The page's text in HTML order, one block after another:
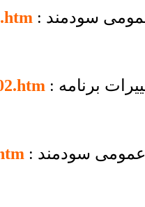
سودمند
برنامه
عمومی سودمند